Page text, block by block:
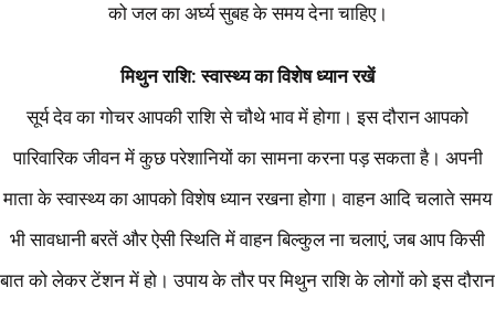
को जल का अर्घ्य सुबह के समय देना चाहिए।
मिथुन राशि: स्वास्थ्य का विशेष ध्यान रखें
सूर्य देव का गोचर आपकी राशि से चौथे भाव में होगा। इस दौरान आपको
पारिवारिक जीवन में कुछ परेशानियों का सामना करना पड़ सकता है। अपनी
माता के स्वास्थ्य का आपको विशेष ध्यान रखना होगा। वाहन आदि चलाते समय
भी सावधानी बरतें और ऐसी स्थिति में वाहन बिल्कुल ना चलाएं, जब आप किसी
बात को लेकर टेंशन में हो। उपाय के तौर पर मिथुन राशि के लोगों को इस दौरान